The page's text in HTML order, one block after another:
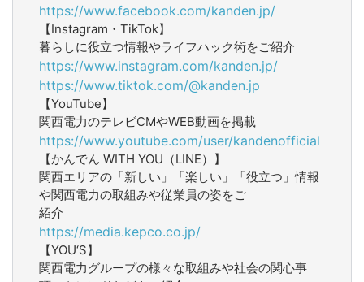
https://www.facebook.com/kanden.jp/
【Instagram・TikTok】
暮らしに役立つ情報やライフハック術をご紹介
https://www.instagram.com/kanden.jp/
https://www.tiktok.com/@kanden.jp
【YouTube】
関西電力のテレビCMやWEB動画を掲載
https://www.youtube.com/user/kandenofficial
【かんでん WITH YOU（LINE）】
関西エリアの「新しい」「楽しい」「役立つ」情報
や関西電力の取組みや従業員の姿をご
紹介
https://media.kepco.co.jp/
【YOU‘S】
関西電力グループの様々な取組みや社会の関心事